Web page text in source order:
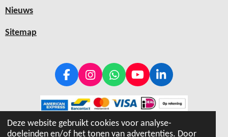
Deze website gebruikt cookies voor analyse-
doeleinden en/of het tonen van advertenties. Door
Nieuws
Sitemap
F
c
e
b
o
I
s
t
a
g
W
a
t
s
A
Y
u
T
u
b
L
n
k
e
d
© 2019 - 2026 Hiptray